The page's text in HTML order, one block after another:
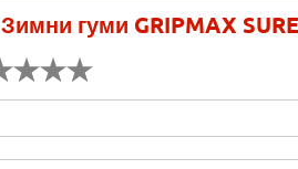
Зимни гуми GRIPMAX